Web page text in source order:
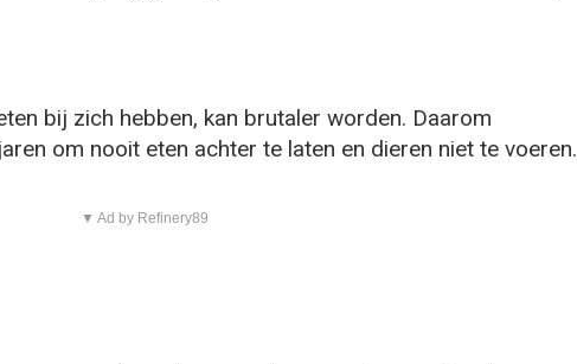
bij zich hebben, kan brutaler worden. Daarom
om nooit eten achter te laten en dieren niet te voeren.
▼ Ad by Refinery89